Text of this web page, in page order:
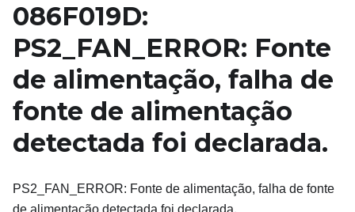
086F019D:
PS2_FAN_ERROR: Fonte
de alimentação, falha de
fonte de alimentação
detectada foi declarada.
PS2_FAN_ERROR: Fonte de alimentação, falha de fonte
de alimentação detectada foi declarada.